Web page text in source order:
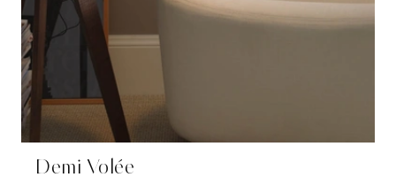
Demi Volée